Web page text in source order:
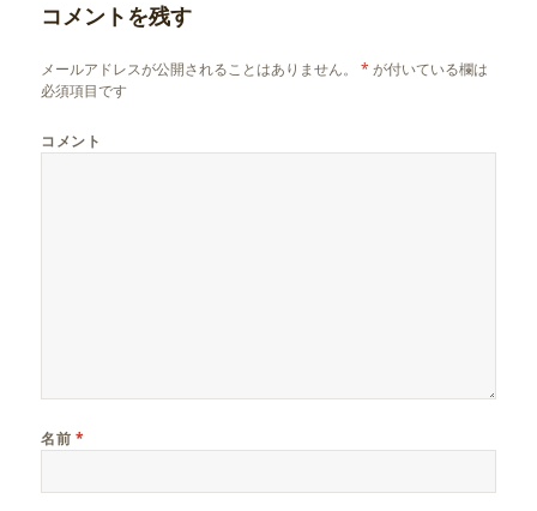
コメントを残す
メールアドレスが公開されることはありません。 * が付いている欄は
必須項目です
コメント
名前 *